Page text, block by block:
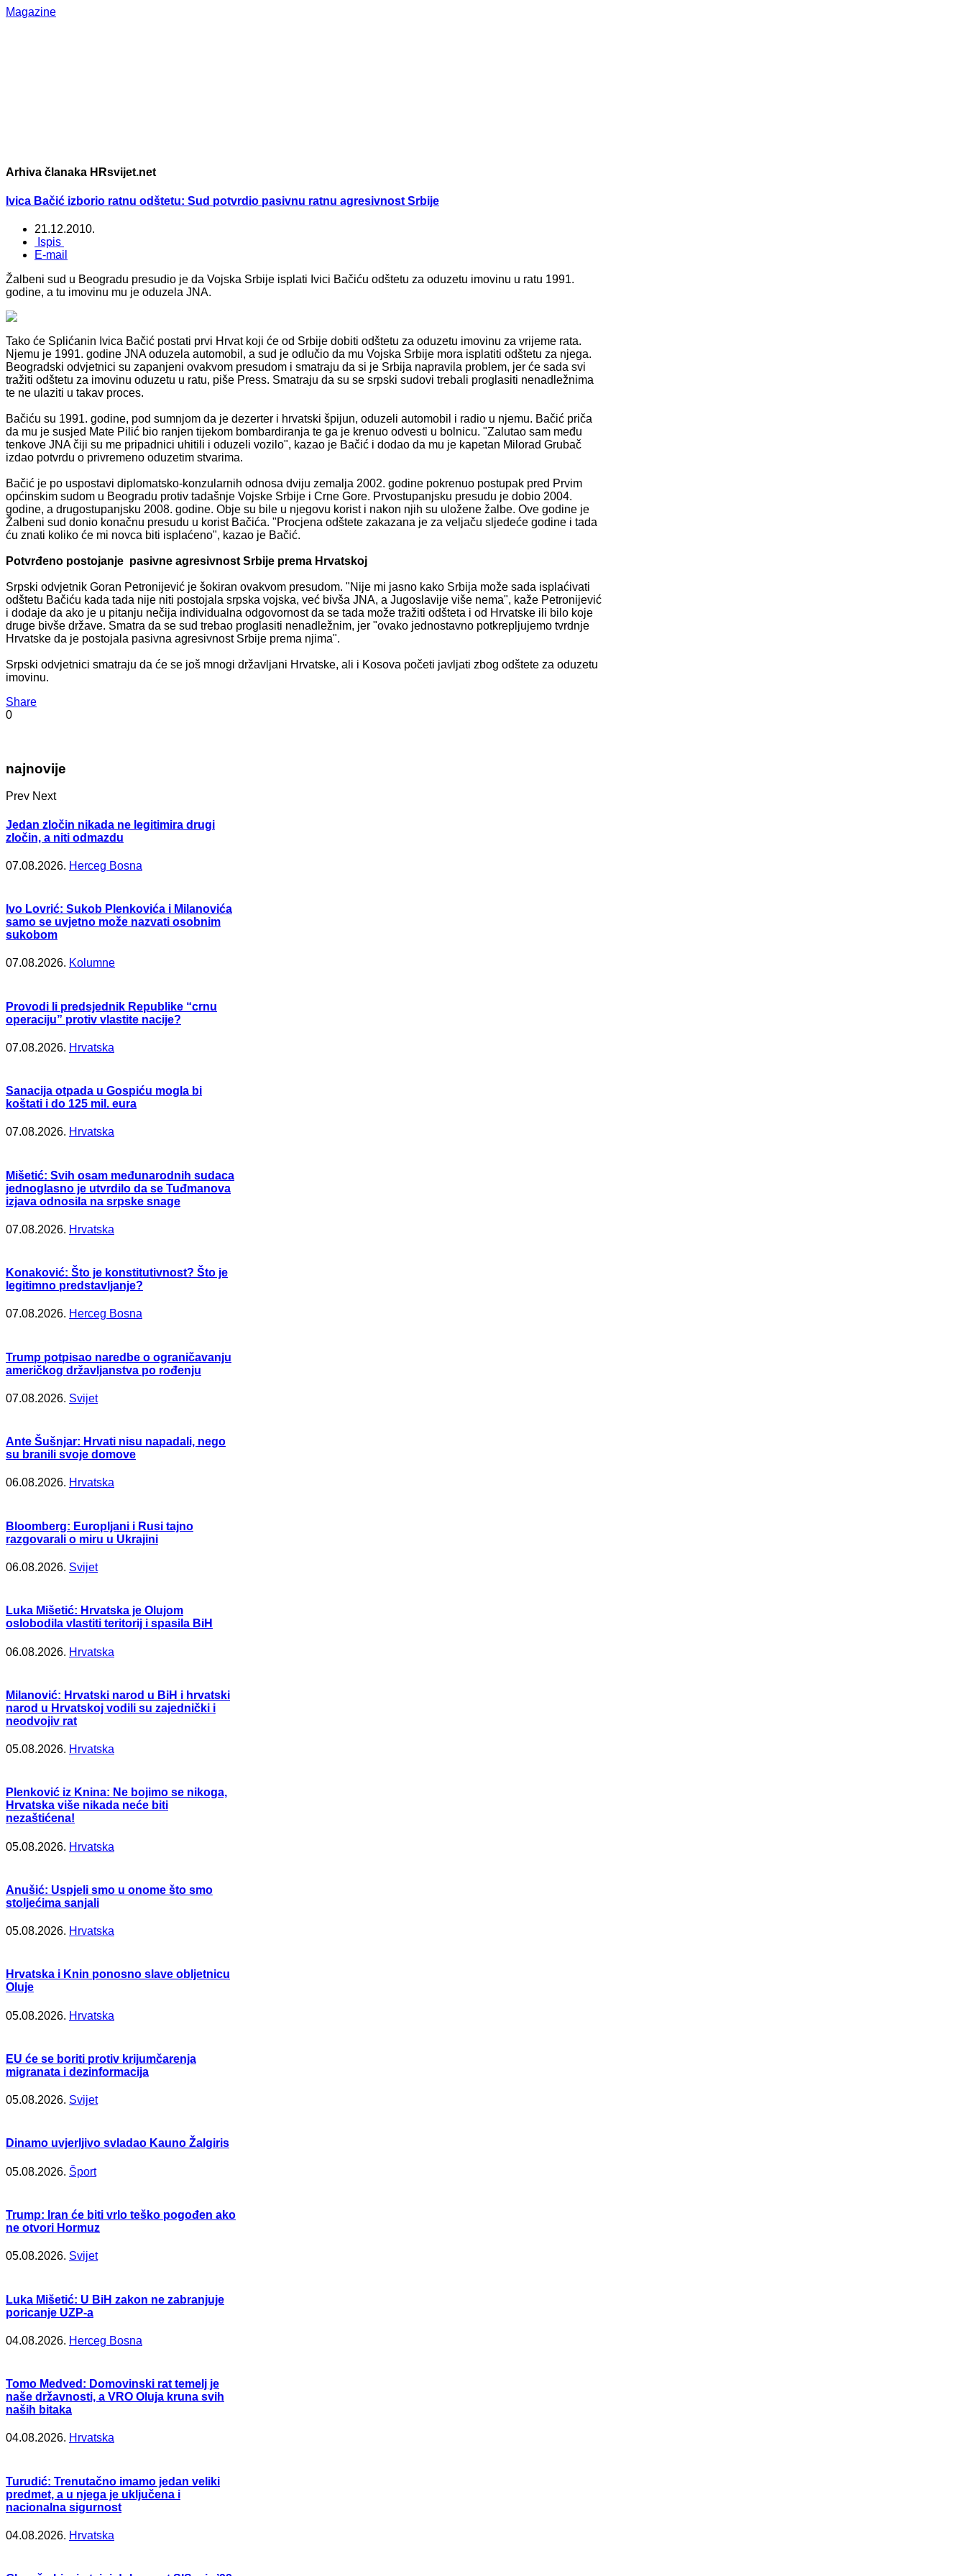
Magazine
Arhiva članaka HRsvijet.net
Ivica Bačić izborio ratnu odštetu: Sud potvrdio pasivnu ratnu agresivnost Srbije
21.12.2010.
Ispis
E-mail
Žalbeni sud u Beogradu presudio je da Vojska Srbije isplati Ivici Bačiću odštetu za oduzetu imovinu u ratu 1991.
godine, a tu imovinu mu je oduzela JNA.
Tako će Splićanin Ivica Bačić postati prvi Hrvat koji će od Srbije dobiti odštetu za oduzetu imovinu za vrijeme rata.
Njemu je 1991. godine JNA oduzela automobil, a sud je odlučio da mu Vojska Srbije mora isplatiti odštetu za njega.
Beogradski odvjetnici su zapanjeni ovakvom presudom i smatraju da si je Srbija napravila problem, jer će sada svi
tražiti odštetu za imovinu oduzetu u ratu, piše Press. Smatraju da su se srpski sudovi trebali proglasiti nenadležnima
te ne ulaziti u takav proces.
Bačiću su 1991. godine, pod sumnjom da je dezerter i hrvatski špijun, oduzeli automobil i radio u njemu. Bačić priča
da mu je susjed Mate Pilić bio ranjen tijekom bombardiranja te ga je krenuo odvesti u bolnicu. "Zalutao sam među
tenkove JNA čiji su me pripadnici uhitili i oduzeli vozilo", kazao je Bačić i dodao da mu je kapetan Milorad Grubač
izdao potvrdu o privremeno oduzetim stvarima.
Bačić je po uspostavi diplomatsko-konzularnih odnosa dviju zemalja 2002. godine pokrenuo postupak pred Prvim
općinskim sudom u Beogradu protiv tadašnje Vojske Srbije i Crne Gore. Prvostupanjsku presudu je dobio 2004.
godine, a drugostupanjsku 2008. godine. Obje su bile u njegovu korist i nakon njih su uložene žalbe. Ove godine je
Žalbeni sud donio konačnu presudu u korist Bačića. "Procjena odštete zakazana je za veljaču sljedeće godine i tada
ću znati koliko će mi novca biti isplaćeno", kazao je Bačić.
Potvrđeno postojanje pasivne agresivnost Srbije prema Hrvatskoj
Srpski odvjetnik Goran Petronijević je šokiran ovakvom presudom. "Nije mi jasno kako Srbija može sada isplaćivati
odštetu Bačiću kada tada nije niti postojala srpska vojska, već bivša JNA, a Jugoslavije više nema", kaže Petronijević
i dodaje da ako je u pitanju nečija individualna odgovornost da se tada može tražiti odšteta i od Hrvatske ili bilo koje
druge bivše države. Smatra da se sud trebao proglasiti nenadležnim, jer "ovako jednostavno potkrepljujemo tvrdnje
Hrvatske da je postojala pasivna agresivnost Srbije prema njima".
Srpski odvjetnici smatraju da će se još mnogi državljani Hrvatske, ali i Kosova početi javljati zbog odštete za oduzetu
imovinu.
Share
0
najnovije
Prev Next
Jedan zločin nikada ne legitimira drugi
zločin, a niti odmazdu
07.08.2026. Herceg Bosna
Ivo Lovrić: Sukob Plenkovića i Milanovića
samo se uvjetno može nazvati osobnim
sukobom
07.08.2026. Kolumne
Provodi li predsjednik Republike “crnu
operaciju” protiv vlastite nacije?
07.08.2026. Hrvatska
Sanacija otpada u Gospiću mogla bi
koštati i do 125 mil. eura
07.08.2026. Hrvatska
Mišetić: Svih osam međunarodnih sudaca
jednoglasno je utvrdilo da se Tuđmanova
izjava odnosila na srpske snage
07.08.2026. Hrvatska
Konaković: Što je konstitutivnost? Što je
legitimno predstavljanje?
07.08.2026. Herceg Bosna
Trump potpisao naredbe o ograničavanju
američkog državljanstva po rođenju
07.08.2026. Svijet
Ante Šušnjar: Hrvati nisu napadali, nego
su branili svoje domove
06.08.2026. Hrvatska
Bloomberg: Europljani i Rusi tajno
razgovarali o miru u Ukrajini
06.08.2026. Svijet
Luka Mišetić: Hrvatska je Olujom
oslobodila vlastiti teritorij i spasila BiH
06.08.2026. Hrvatska
Milanović: Hrvatski narod u BiH i hrvatski
narod u Hrvatskoj vodili su zajednički i
neodvojiv rat
05.08.2026. Hrvatska
Plenković iz Knina: Ne bojimo se nikoga,
Hrvatska više nikada neće biti
nezaštićena!
05.08.2026. Hrvatska
Anušić: Uspjeli smo u onome što smo
stoljećima sanjali
05.08.2026. Hrvatska
Hrvatska i Knin ponosno slave obljetnicu
Oluje
05.08.2026. Hrvatska
EU će se boriti protiv krijumčarenja
migranata i dezinformacija
05.08.2026. Svijet
Dinamo uvjerljivo svladao Kauno Žalgiris
05.08.2026. Šport
Trump: Iran će biti vrlo teško pogođen ako
ne otvori Hormuz
05.08.2026. Svijet
Luka Mišetić: U BiH zakon ne zabranjuje
poricanje UZP-a
04.08.2026. Herceg Bosna
Tomo Medved: Domovinski rat temelj je
naše državnosti, a VRO Oluja kruna svih
naših bitaka
04.08.2026. Hrvatska
Turudić: Trenutačno imamo jedan veliki
predmet, a u njega je uključena i
nacionalna sigurnost
04.08.2026. Hrvatska